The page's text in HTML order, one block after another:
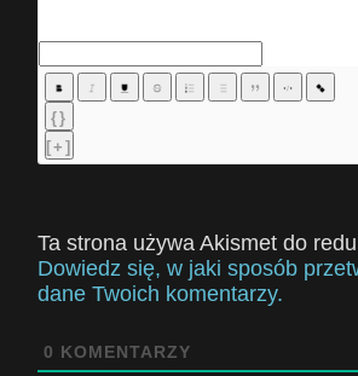
{}
[+]
Ta strona używa Akismet do
Dowiedz się, w jaki sposób
dane Twoich komentarzy.
0 KOMENTARZY